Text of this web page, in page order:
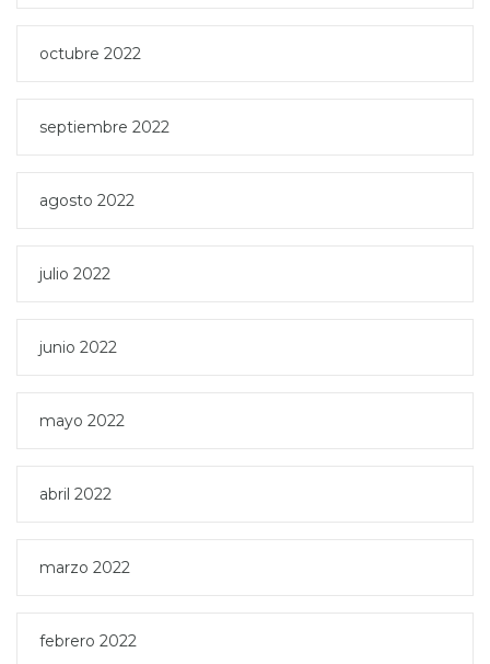
octubre 2022
septiembre 2022
agosto 2022
julio 2022
junio 2022
mayo 2022
abril 2022
marzo 2022
febrero 2022